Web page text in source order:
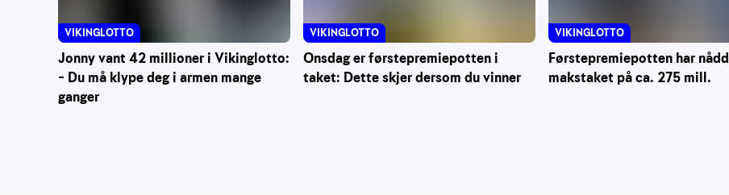
Jonny vant 42 millioner i Vikinglotto:
– Du må klype deg i armen mange
ganger
VIKINGLOTTO
Onsdag er førstepremiepotten i
taket: Dette skjer dersom du vinner
VIKINGLOTTO
Førstepremiepotten har nådd
makstaket på ca. 275 mill.
VIKINGLOTTO